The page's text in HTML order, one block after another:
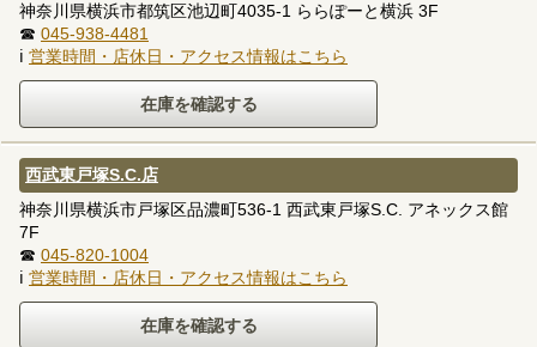
神奈川県横浜市都筑区池辺町4035-1 ららぽーと横浜 3F
☎ 045-938-4481
ℹ 営業時間・店休日・アクセス情報はこちら
西武東戸塚S.C.店
神奈川県横浜市戸塚区品濃町536-1 西武東戸塚S.C. アネックス館
7F
☎ 045-820-1004
ℹ 営業時間・店休日・アクセス情報はこちら